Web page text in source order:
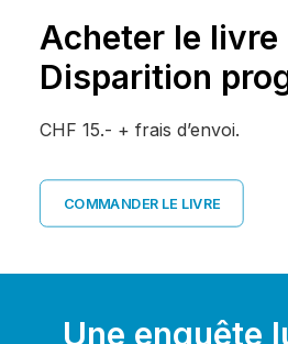
Acheter le livre
Disparition
CHF 15.- + frais d’envoi.
COMMANDER LE LIVRE
Une enquête